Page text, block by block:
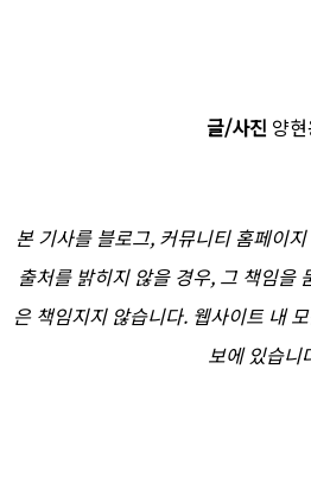
글/사진 양
본 기사를 블로그, 커뮤니티 홈페이
출처를 밝히지 않을 경우, 그 책임을
은 책임지지 않습니다. 웹사이트 내
보에 있습니